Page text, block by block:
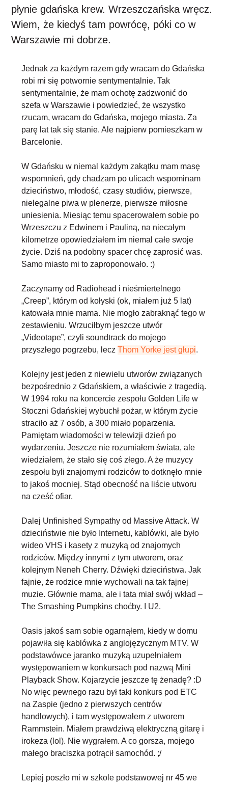
płynie gdańska krew. Wrzeszczańska wręcz.
Wiem, że kiedyś tam powrócę, póki co w
Warszawie mi dobrze.
Jednak za każdym razem gdy wracam do Gdańska
robi mi się potwornie sentymentalnie. Tak
sentymentalnie, że mam ochotę zadzwonić do
szefa w Warszawie i powiedzieć, że wszystko
rzucam, wracam do Gdańska, mojego miasta. Za
parę lat tak się stanie. Ale najpierw pomieszkam w
Barcelonie.
W Gdańsku w niemal każdym zakątku mam masę
wspomnień, gdy chadzam po ulicach wspominam
dzieciństwo, młodość, czasy studiów, pierwsze,
nielegalne piwa w plenerze, pierwsze miłosne
uniesienia. Miesiąc temu spacerowałem sobie po
Wrzeszczu z Edwinem i Pauliną, na niecałym
kilometrze opowiedziałem im niemal całe swoje
życie. Dziś na podobny spacer chcę zaprosić was.
Samo miasto mi to zaproponowało. :)
Zaczynamy od Radiohead i nieśmiertelnego
„Creep”, którym od kołyski (ok, miałem już 5 lat)
katowała mnie mama. Nie mogło zabraknąć tego w
zestawieniu. Wrzuciłbym jeszcze utwór
„Videotape”, czyli soundtrack do mojego
przyszłego pogrzebu, leczThom Yorke jest głupi.
Kolejny jest jeden z niewielu utworów związanych
bezpośrednio z Gdańskiem, a właściwie z tragedią.
W 1994 roku na koncercie zespołu Golden Life w
Stoczni Gdańskiej wybuchł pożar, w którym życie
straciło aż 7 osób, a 300 miało poparzenia.
Pamiętam wiadomości w telewizji dzień po
wydarzeniu. Jeszcze nie rozumiałem świata, ale
wiedziałem, że stało się coś złego. A że muzycy
zespołu byli znajomymi rodziców to dotknęło mnie
to jakoś mocniej. Stąd obecność na liście utworu
na cześć ofiar.
Dalej Unfinished Sympathy od Massive Attack. W
dzieciństwie nie było Internetu, kablówki, ale było
wideo VHS i kasety z muzyką od znajomych
rodziców. Między innymi z tym utworem, oraz
kolejnym Neneh Cherry. Dźwięki dzieciństwa. Jak
fajnie, że rodzice mnie wychowali na tak fajnej
muzie. Głównie mama, ale i tata miał swój wkład –
The Smashing Pumpkins choćby. I U2.
Oasis jakoś sam sobie ogarnąłem, kiedy w domu
pojawiła się kablówka z anglojęzycznym MTV. W
podstawówce jaranko muzyką uzupełniałem
występowaniem w konkursach pod nazwą Mini
Playback Show. Kojarzycie jeszcze tę żenadę? :D
No więc pewnego razu był taki konkurs pod ETC
na Zaspie (jedno z pierwszych centrów
handlowych), i tam występowałem z utworem
Rammstein. Miałem prawdziwą elektryczną gitarę i
irokeza (lol). Nie wygrałem. A co gorsza, mojego
małego braciszka potrącił samochód. ;/
Lepiej poszło mi w szkole podstawowej nr 45 we